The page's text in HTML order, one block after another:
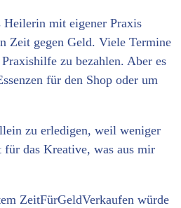
mit eigener Praxis
Zeit gegen Geld. Viele Termine
zu bezahlen. Aber es
für den Shop oder um
zu erledigen, weil weniger
das Kreative, was aus mir
ZeitFürGeldVerkaufen würde